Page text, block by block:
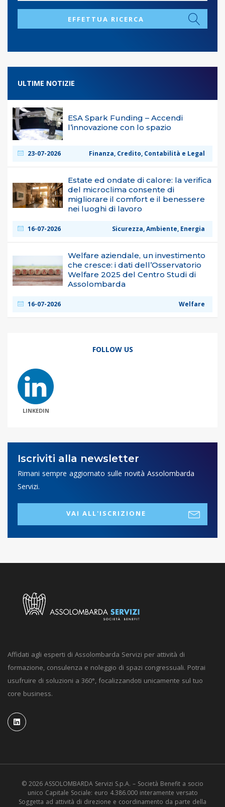
EFFETTUA RICERCA
ULTIME NOTIZIE
ESA Spark Funding – Accendi
l’innovazione con lo spazio
23-07-2026 Finanza, Credito, Contabilità e Legal
Estate ed ondate di calore: la verifica
del microclima consente di
migliorare il comfort e il benessere
nei luoghi di lavoro
16-07-2026 Sicurezza, Ambiente, Energia
Welfare aziendale, un investimento
che cresce: i dati dell’Osservatorio
Welfare 2025 del Centro Studi di
Assolombarda
16-07-2026 Welfare
FOLLOW US
LINKEDIN
Iscriviti alla newsletter
Rimani sempre aggiornato sulle novità Assolombarda
Servizi.
VAI ALL'ISCRIZIONE
Affidati agli esperti di Assolombarda Servizi per attività di
formazione, consulenza e noleggio di spazi congressuali. Potrai
usufruire di soluzioni a 360°, focalizzandoti unicamente sul tuo
core business.
© 2026 ASSOLOMBARDA Servizi S.p.A. – Società Benefit a socio
unico Capitale Sociale: euro 4.386.000 interamente versato
Soggetta ad attività di direzione e coordinamento da parte della